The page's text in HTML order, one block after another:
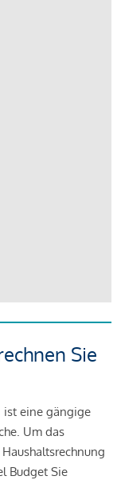
Sie
ist eine gängige
Um das
Budget Sie